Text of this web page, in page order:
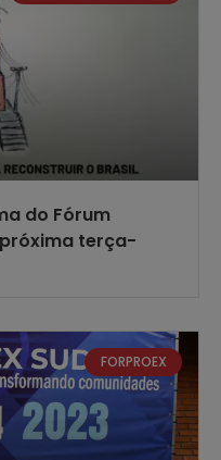
do Fórum
terça-
FORPROEX